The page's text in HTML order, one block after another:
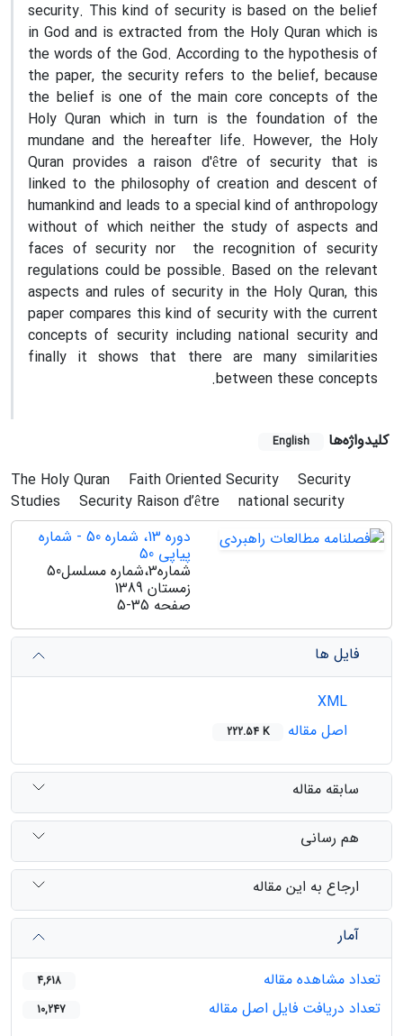
security. This kind of security is based on the belief
in God and is extracted from the Holy Quran which is
the words of the God. According to the hypothesis of
the paper, the security refers to the belief, because
the belief is one of the main core concepts of the
Holy Quran which in turn is the foundation of the
mundane and the hereafter life. However, the Holy
Quran provides a raison d'être of security that is
linked to the philosophy of creation and descent of
humankind and leads to a special kind of anthropology
without of which neither the study of aspects and
faces of security nor the recognition of security
regulations could be possible. Based on the relevant
aspects and rules of security in the Holy Quran, this
paper compares this kind of security with the current
concepts of security including national security and
finally it shows that there are many similarities
between these concepts.
کلیدواژه‌ها English
The Holy Quran Faith Oriented Security
Security
Studies
Security Raison d’être
national security
دوره 13، شماره 50 - شماره
پیاپی 50
شماره3،شماره مسلسل50
زمستان 1389
صفحه 5-35
فایل ها
اصل مقاله
222.54 K
سابقه مقاله
هم رسانی
ارجاع به این مقاله
آمار
تعداد مشاهده مقاله
4,618
تعداد دریافت فایل اصل مقاله 10,247